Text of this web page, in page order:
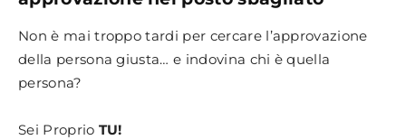
Non è mai troppo tardi per cercare l’approvazione
della persona giusta… e indovina chi è quella
persona?
Sei Proprio TU!